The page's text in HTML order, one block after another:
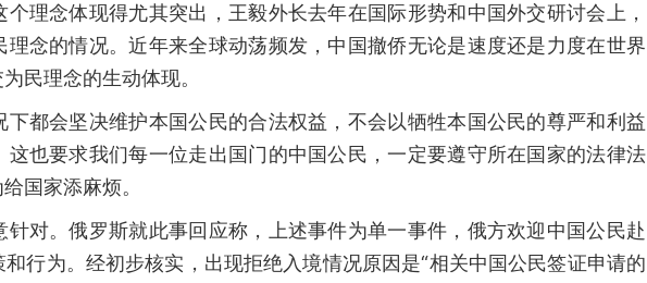
理念体现得尤其突出，王毅外长去年在国际形势和中国外交研讨会上，
念的情况。近年来全球动荡频发，中国撤侨无论是速度还是力度在世界
民理念的生动体现。
都会坚决维护本国公民的合法权益，不会以牺牲本国公民的尊严和利益
也要求我们每一位走出国门的中国公民，一定要遵守所在国家的法律法
国家添麻烦。
对。俄罗斯就此事回应称，上述事件为单一事件，俄方欢迎中国公民赴
行为。经初步核实，出现拒绝入境情况原因是“相关中国公民签证申请的